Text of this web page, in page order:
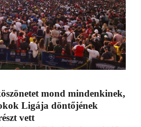
mond mindenkinek,
Ligája döntőjének
vett